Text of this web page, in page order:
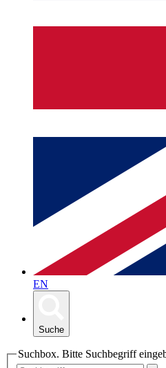
EN
Suche
Suchbox. Bitte Suchbegriff